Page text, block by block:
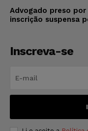
Advogado preso
inscrição suspensa
Inscreva-se